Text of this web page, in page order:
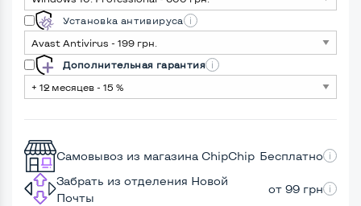
Установка антивируса
Дополнительная гарантия
Самовывоз из магазина ChipChip Бесплатно
Забрать из отделения Новой
Почты
от 99 грн